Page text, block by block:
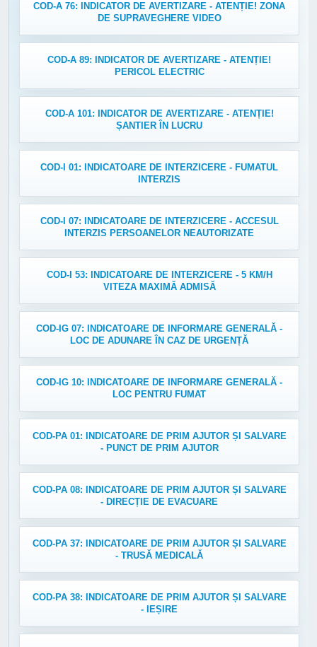
COD-A 76: INDICATOR DE AVERTIZARE - ATENȚIE! ZONA
DE SUPRAVEGHERE VIDEO
COD-A 89: INDICATOR DE AVERTIZARE - ATENȚIE!
PERICOL ELECTRIC
COD-A 101: INDICATOR DE AVERTIZARE - ATENȚIE!
ȘANTIER ÎN LUCRU
COD-I 01: INDICATOARE DE INTERZICERE - FUMATUL
INTERZIS
COD-I 07: INDICATOARE DE INTERZICERE - ACCESUL
INTERZIS PERSOANELOR NEAUTORIZATE
COD-I 53: INDICATOARE DE INTERZICERE - 5 KM/H
VITEZA MAXIMĂ ADMISĂ
COD-IG 07: INDICATOARE DE INFORMARE GENERALĂ -
LOC DE ADUNARE ÎN CAZ DE URGENȚĂ
COD-IG 10: INDICATOARE DE INFORMARE GENERALĂ -
LOC PENTRU FUMAT
COD-PA 01: INDICATOARE DE PRIM AJUTOR ȘI SALVARE
- PUNCT DE PRIM AJUTOR
COD-PA 08: INDICATOARE DE PRIM AJUTOR ȘI SALVARE
- DIRECȚIE DE EVACUARE
COD-PA 37: INDICATOARE DE PRIM AJUTOR ȘI SALVARE
- TRUSĂ MEDICALĂ
COD-PA 38: INDICATOARE DE PRIM AJUTOR ȘI SALVARE
- IEȘIRE